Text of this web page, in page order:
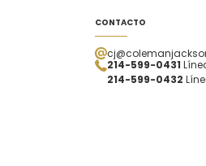
CONTACTO
214-599-0431
214-599-0432